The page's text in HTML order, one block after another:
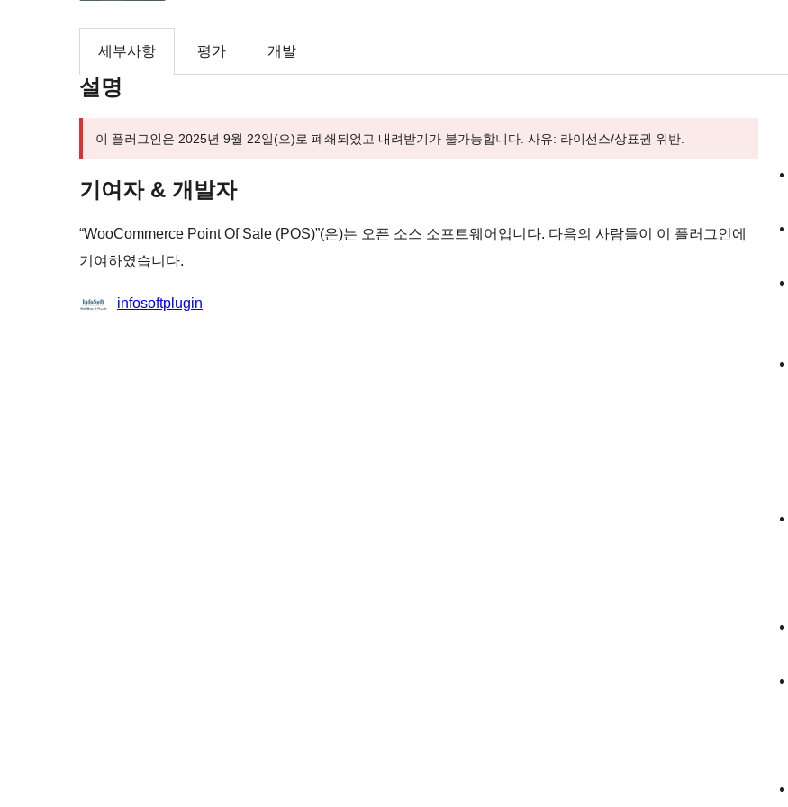
세부사항 평가 개발
설명
이 플러그인은 2025년 9월 22일(으)로 폐쇄되었고 내려받기가 불가능합니다. 사유: 라이선스/상표권 위반.
기여자 & 개발자
“WooCommerce Point Of Sale (POS)”(은)는 오픈 소스 소프트웨어입니다. 다음의 사람들이 이 플러그인에
기여하였습니다.
기
infosoftplugin